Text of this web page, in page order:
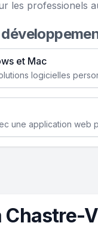
les professionels
et Mac
Chastre-